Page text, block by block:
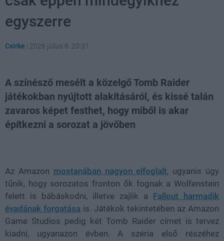
egyszerre
Csirke | 2026 július 8. 20:31
A színésző mesélt a közelgő Tomb Raider
játékokban nyújtott alakításáról, és kissé talán
zavaros képet festhet, hogy miből is akar
építkezni a sorozat a jövőben
Az Amazon mostanában nagyon elfoglalt, ugyanis úgy
tűnik, hogy sorozatos fronton ők fognak a Wolfenstein
felett is bábáskodni, illetve zajlik a Fallout harmadik
évadának forgatása is. Játékok tekintetében az Amazon
Game Studios pedig két Tomb Raider címet is tervez
kiadni, ugyanazon évben. A széria első részéhez